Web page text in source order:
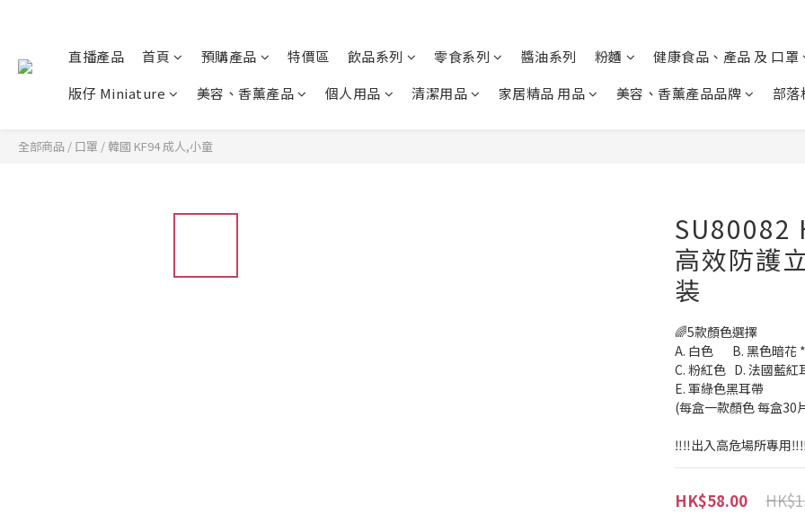
直播產品 首頁 預購產品 特價區 飲品系列 零食系列 醬油系列 粉麵
健康食品、產品 及 口罩
版仔 Miniature
美容、香薰產品 個人用品 清潔用品 家居精品 用品 美容、香薰產品品牌 部落
全部商品 / 口罩 /韓國 KF94 成人,小童
SU80082
高效防護
装
🌈5款顏色選擇
A. 白色       B. 黑色暗花
C. 粉紅色   D. 法國藍紅
E. 軍綠色黑耳帶
(每盒一款顏色 每盒30
‼️‼️出入高危場所專用
HK$58.00